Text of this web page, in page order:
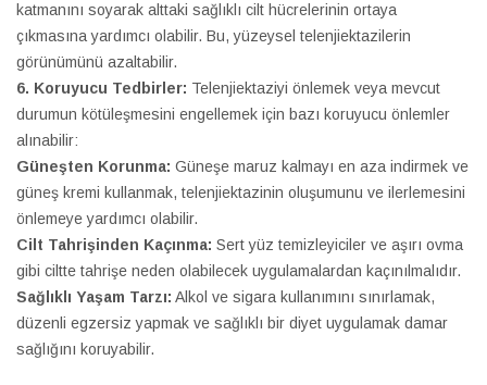
katmanını soyarak alttaki sağlıklı cilt hücrelerinin ortaya
çıkmasına yardımcı olabilir. Bu, yüzeysel telenjiektazilerin
görünümünü azaltabilir.
6. Koruyucu Tedbirler: Telenjiektaziyi önlemek veya mevcut
durumun kötüleşmesini engellemek için bazı koruyucu önlemler
alınabilir:
Güneşten Korunma: Güneşe maruz kalmayı en aza indirmek ve
güneş kremi kullanmak, telenjiektazinin oluşumunu ve ilerlemesini
önlemeye yardımcı olabilir.
Cilt Tahrişinden Kaçınma: Sert yüz temizleyiciler ve aşırı ovma
gibi ciltte tahrişe neden olabilecek uygulamalardan kaçınılmalıdır.
Sağlıklı Yaşam Tarzı: Alkol ve sigara kullanımını sınırlamak,
düzenli egzersiz yapmak ve sağlıklı bir diyet uygulamak damar
sağlığını koruyabilir.